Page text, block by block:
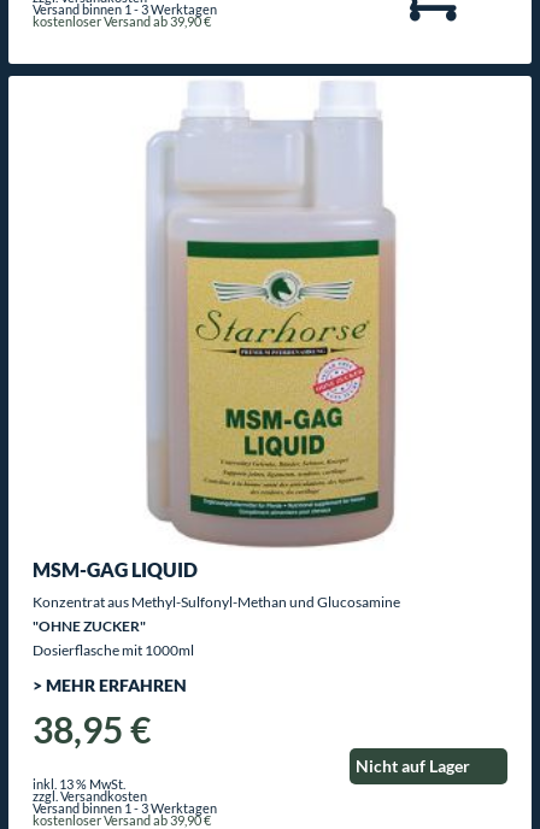
Versand binnen 1 - 3 Werktagen
kostenloser Versand ab 39,90 €
MSM-GAG LIQUID
Konzentrat aus Methyl-Sulfonyl-Methan und Glucosamine
"OHNE ZUCKER"
Dosierflasche mit 1000ml
> MEHR ERFAHREN
38,95 €
inkl. 13 % MwSt.
zzgl. Versandkosten
Versand binnen 1 - 3 Werktagen
kostenloser Versand ab 39,90 €
Nicht auf Lager